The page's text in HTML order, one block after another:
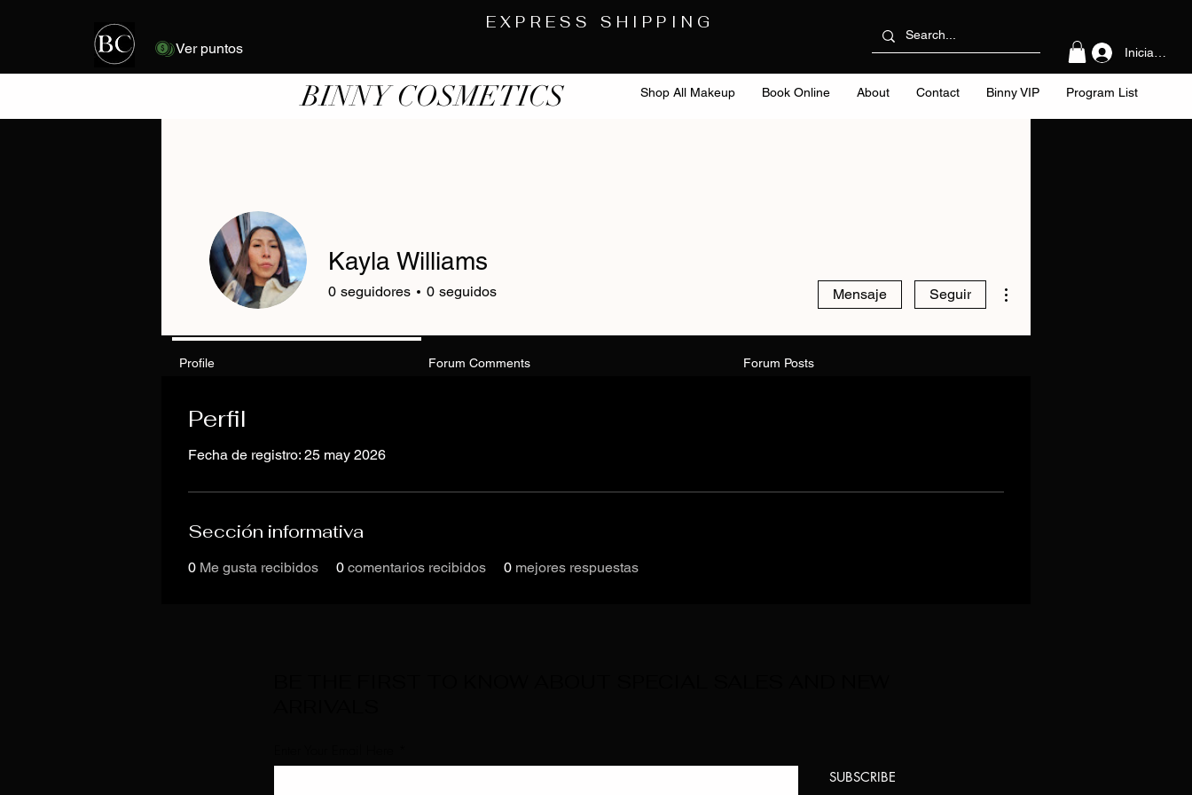
Ver puntos
EXPRESS SHIPPING
Iniciar
Shop All Makeup Book Online About Contact Binny VIP Program List
BINNY COSMETICS
Perfil
Fecha de registro: 25 may 2026
Sección informativa
0 Me gusta recibidos 0 comentarios recibidos 0 mejores respuestas
Kayla Williams
0 seguidores 0 seguidos Mensaje Seguir
Profile Forum Comments Forum Posts
SUBSCRIBE